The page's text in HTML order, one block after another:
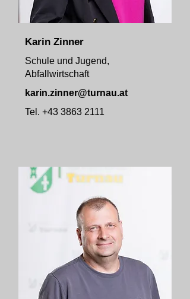
Karin Zinner
Schule und Jugend,
Abfallwirtschaft
karin.zinner@turnau.at
Tel. +43 3863 2111